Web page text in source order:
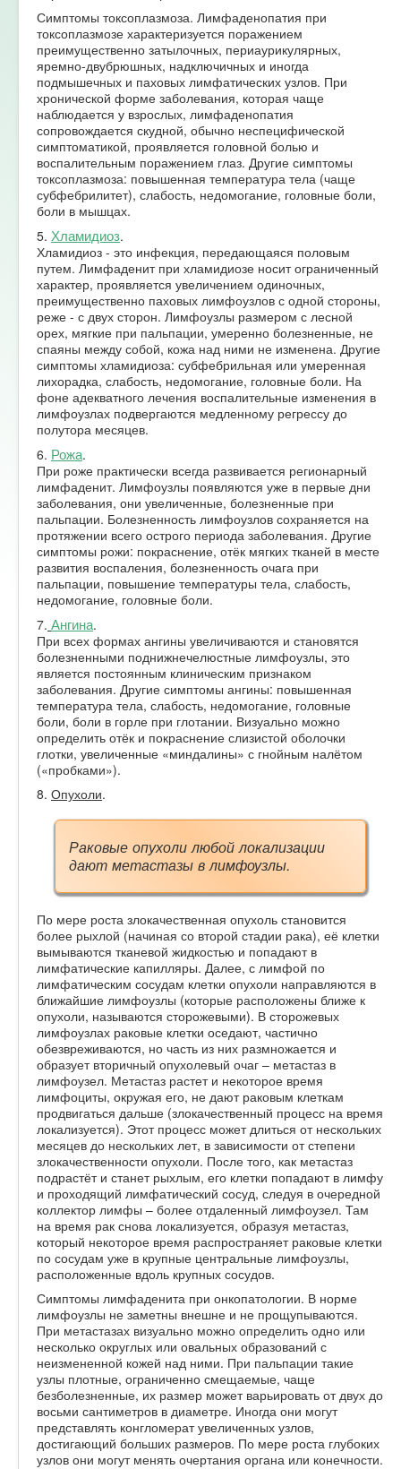
Симптомы токсоплазмоза. Лимфаденопатия при
токсоплазмозе характеризуется поражением
преимущественно затылочных, периаурикулярных,
яремно-двубрюшных, надключичных и иногда
подмышечных и паховых лимфатических узлов. При
хронической форме заболевания, которая чаще
наблюдается у взрослых, лимфаденопатия
сопровождается скудной, обычно неспецифической
симптоматикой, проявляется головной болью и
воспалительным поражением глаз. Другие симптомы
токсоплазмоза: повышенная температура тела (чаще
субфебрилитет), слабость, недомогание, головные боли,
боли в мышцах.
5. Хламидиоз.
Хламидиоз - это инфекция, передающаяся половым
путем. Лимфаденит при хламидиозе носит ограниченный
характер, проявляется увеличением одиночных,
преимущественно паховых лимфоузлов с одной стороны,
реже - с двух сторон. Лимфоузлы размером с лесной
орех, мягкие при пальпации, умеренно болезненные, не
спаяны между собой, кожа над ними не изменена. Другие
симптомы хламидиоза: субфебрильная или умеренная
лихорадка, слабость, недомогание, головные боли. На
фоне адекватного лечения воспалительные изменения в
лимфоузлах подвергаются медленному регрессу до
полутора месяцев.
6. Рожа.
При роже практически всегда развивается регионарный
лимфаденит. Лимфоузлы появляются уже в первые дни
заболевания, они увеличенные, болезненные при
пальпации. Болезненность лимфоузлов сохраняется на
протяжении всего острого периода заболевания. Другие
симптомы рожи: покраснение, отёк мягких тканей в месте
развития воспаления, болезненность очага при
пальпации, повышение температуры тела, слабость,
недомогание, головные боли.
7. Ангина.
При всех формах ангины увеличиваются и становятся
болезненными поднижнечелюстные лимфоузлы, это
является постоянным клиническим признаком
заболевания. Другие симптомы ангины: повышенная
температура тела, слабость, недомогание, головные
боли, боли в горле при глотании. Визуально можно
определить отёк и покраснение слизистой оболочки
глотки, увеличенные «миндалины» с гнойным налётом
(«пробками»).
8. Опухоли.
Раковые опухоли любой локализации
дают метастазы в лимфоузлы.
По мере роста злокачественная опухоль становится
более рыхлой (начиная со второй стадии рака), её клетки
вымываются тканевой жидкостью и попадают в
лимфатические капилляры. Далее, с лимфой по
лимфатическим сосудам клетки опухоли направляются в
ближайшие лимфоузлы (которые расположены ближе к
опухоли, называются сторожевыми). В сторожевых
лимфоузлах раковые клетки оседают, частично
обезвреживаются, но часть из них размножается и
образует вторичный опухолевый очаг – метастаз в
лимфоузел. Метастаз растет и некоторое время
лимфоциты, окружая его, не дают раковым клеткам
продвигаться дальше (злокачественный процесс на время
локализуется). Этот процесс может длиться от нескольких
месяцев до нескольких лет, в зависимости от степени
злокачественности опухоли. После того, как метастаз
подрастёт и станет рыхлым, его клетки попадают в лимфу
и проходящий лимфатический сосуд, следуя в очередной
коллектор лимфы – более отдаленный лимфоузел. Там
на время рак снова локализуется, образуя метастаз,
который некоторое время распространяет раковые клетки
по сосудам уже в крупные центральные лимфоузлы,
расположенные вдоль крупных сосудов.
Симптомы лимфаденита при онкопатологии. В норме
лимфоузлы не заметны внешне и не прощупываются.
При метастазах визуально можно определить одно или
несколько округлых или овальных образований с
неизмененной кожей над ними. При пальпации такие
узлы плотные, ограниченно смещаемые, чаще
безболезненные, их размер может варьировать от двух до
восьми сантиметров в диаметре. Иногда они могут
представлять конгломерат увеличенных узлов,
достигающий больших размеров. По мере роста глубоких
узлов они могут менять очертания органа или конечности.